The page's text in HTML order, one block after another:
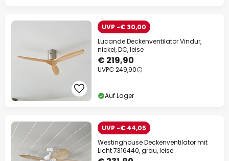
UVP -€ 30,00
Lucande Deckenventilator Vindur,
nickel, DC, leise
€ 219,90
UVP€ 249,90
Auf Lager
UVP -€ 44,05
Westinghouse Deckenventilator mit
Licht 7316440, grau, leise